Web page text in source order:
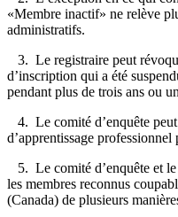
«Membre inactif» ne relève
administratifs.
3. Le registraire peut
d’inscription qui a été
pendant plus de trois ans ou
4. Le comité d’enquête
d’apprentissage professionnel
5. Le comité d’enquête et
les membres reconnus
(Canada) de plusieurs